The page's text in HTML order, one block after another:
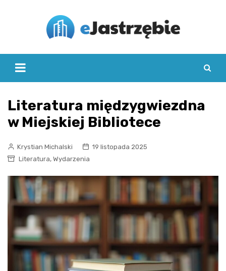
Literatura międzygwiezdna
w Miejskiej Bibliotece
Krystian Michalski
19 listopada 2025
Literatura, Wydarzenia